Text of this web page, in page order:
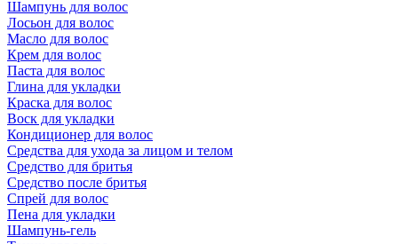
Шампунь для волос
Лосьон для волос
Масло для волос
Крем для волос
Паста для волос
Глина для укладки
Краска для волос
Воск для укладки
Кондиционер для волос
Средства для ухода за лицом и телом
Средство для бритья
Средство после бритья
Спрей для волос
Пена для укладки
Шампунь-гель